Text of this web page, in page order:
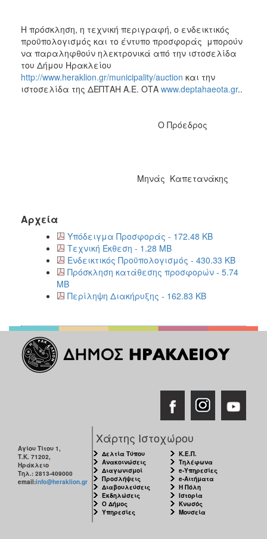
Η πρόσκληση, η τεχνική περιγραφή, ο ενδεικτικός
προϋπολογισμός και το έντυπο προσφοράς μπορούν
να παραληφθούν ηλεκτρονικά από την ιστοσελίδα
του Δήμου Ηρακλείου
http://www.heraklion.gr/municipality/auction και την
ιστοσελίδα της ΔΕΠΤΑΗ Α.Ε. ΟΤΑ www.deptahaeota.gr..
Ο Πρόεδρος
Μηνάς Καπετανάκης
Αρχεία
Υπόδειγμα Προσφοράς - 172.48 KB
Τεχνική Έκθεση - 1.28 MB
Eνδεικτικός Προϋπολογισμός - 430.33 KB
Πρόσκληση κατάθεσης προσφορών - 5.74
MB
Περίληψη Διακήρυξης - 162.83 KB
Αγίου Τίτου 1,
Τ.Κ. 71202,
Ηράκλειο
Τηλ.: 2813-409000
email:info@heraklion.gr
Χάρτης Ιστοχώρου
Δελτία Τύπου
Ανακοινώσεις
Διαγωνισμοί
Προσλήψεις
Διαβουλεύσεις
Εκδηλώσεις
Ο Δήμος
Υπηρεσίες
Κ.Ε.Π.
Τηλέφωνα
e-Υπηρεσίες
e-Αιτήματα
Η Πόλη
Ιστορία
Κνωσός
Μουσεία